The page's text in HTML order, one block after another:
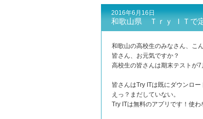
2016年6月16日
和歌山県 Ｔｒｙ ＩＴで
和歌山の高校生のみなさん、こん
皆さん、お元気ですか？
高校生の皆さんは期末テストが
皆さんはTry ITは既にダウンロー
えっ？まだしていない。
Try ITは無料のアプリです！使わ